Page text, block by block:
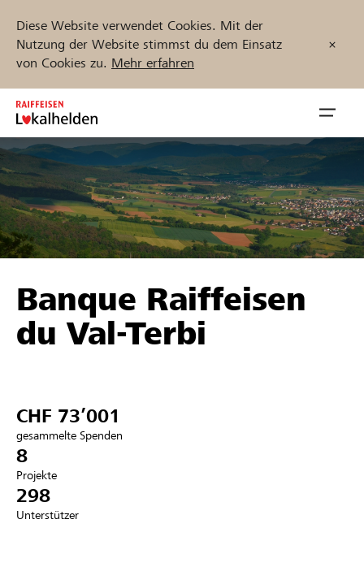
Diese Website verwendet Cookies. Mit der
Nutzung der Website stimmst du dem Einsatz
von Cookies zu. Mehr erfahren
Zum
Inhalt
springen
öffnen
Unterstützen
Hilfe & Support
Anmelden
Projekte und Organisationen finden
Jetzt starten
Banque Raiffeisen
du Val-Terbi
CHF 73’001
gesammelte Spenden
8
Projekte
298
Unterstützer